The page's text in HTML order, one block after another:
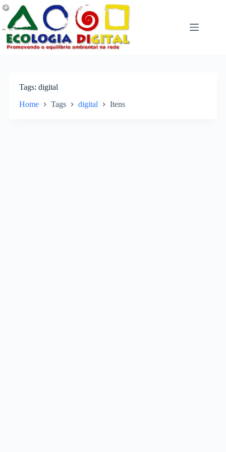
Pular
para
conteúdo
Tags digital
Home Tags digital Itens